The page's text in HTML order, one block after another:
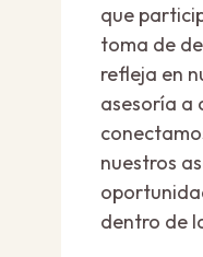
que
toma de
refleja en
asesoría a
nuestros
dentro de